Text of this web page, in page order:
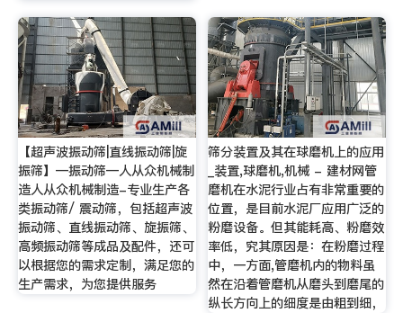
【超声波振动筛|直线振动筛|旋
振筛】—振动筛—人从众机械制
造人从众机械制造-专业生产各
类振动筛/ 震动筛，包括超声波
振动筛、直线振动筛、旋振筛、
高频振动筛等成品及配件，还可
以根据您的需求定制，满足您的
生产需求，为您提供服务
筛分装置及其在球磨机上的应用
_装置,球磨机,机械 - 建材网管
磨机在水泥行业占有非常重要的
位置，是目前水泥厂应用广泛的
粉磨设备。但其能耗高、粉磨效
率低，究其原因是：在粉磨过程
中，一方面,管磨机内的物料虽
然在沿着管磨机从磨头到磨尾的
纵长方向上的细度是由粗到细，